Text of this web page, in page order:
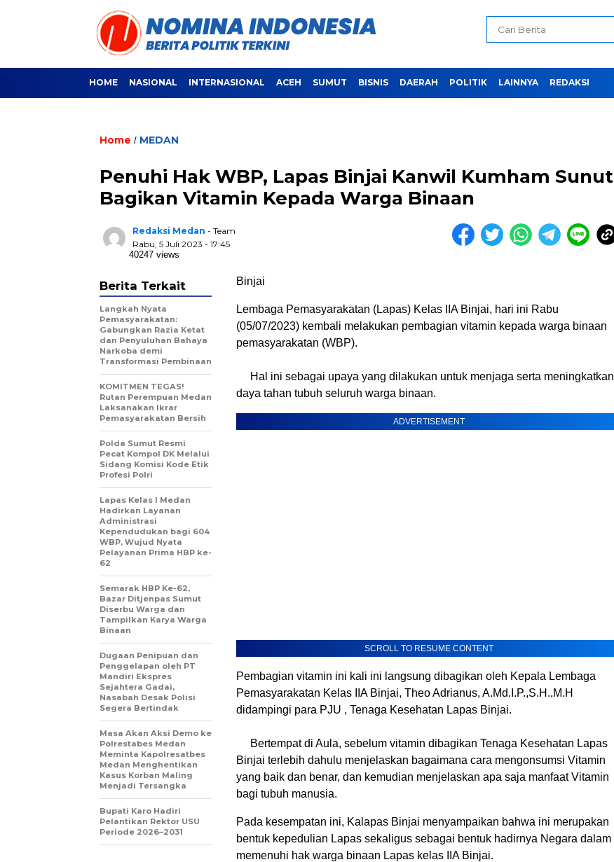
HOME NASIONAL INTERNASIONAL ACEH SUMUT BISNIS DAERAH POLITIK LAINNYA REDAKSI
Home / MEDAN
Penuhi Hak WBP, Lapas Binjai Kanwil Kumham Sunut
Bagikan Vitamin Kepada Warga Binaan
Redaksi Medan - Team
Rabu, 5 Juli 2023 - 17:45
40247 views
Binjai
Lembaga Pemasyarakatan (Lapas) Kelas IIA Binjai, hari ini Rabu
(05/07/2023) kembali melakukan pembagian vitamin kepada warga binaan
pemasyarakatan (WBP).
Hal ini sebagai upaya yang dilakukan untuk menjaga serta meningkatkan
daya tahan tubuh seluruh warga binaan.
ADVERTISEMENT
SCROLL TO RESUME CONTENT
Pembagian vitamin ini kali ini langsung dibagikan oleh Kepala Lembaga
Pemasyarakatan Kelas IIA Binjai, Theo Adrianus, A.Md.I.P.,S.H.,M.H
didampingi para PJU , Tenaga Kesehatan Lapas Binjai.
Bertempat di Aula, sebelum vitamin dibagikan Tenaga Kesehatan Lapas
Binjai terlebih dahulu menjelaskan bagaimana cara mengonsumsi Vitamin
yang baik dan benar, dan kemudian menjelaskan apa saja manfaat Vitamin
bagi tubuh manusia.
Pada kesempatan ini, Kalapas Binjai menyampaikan bahwa ini merupakan
bentuk kepedulian Lapas sekaligus sebagai bentuk hadirnya Negara dalam
memenuhi hak warga binaan Lapas kelas IIA Binjai.
Berita Terkait
Langkah Nyata
Pemasyarakatan:
Gabungkan Razia Ketat
dan Penyuluhan Bahaya
Narkoba demi
Transformasi Pembinaan
KOMITMEN TEGAS!
Rutan Perempuan Medan
Laksanakan Ikrar
Pemasyarakatan Bersih
Polda Sumut Resmi
Pecat Kompol DK Melalui
Sidang Komisi Kode Etik
Profesi Polri
Lapas Kelas I Medan
Hadirkan Layanan
Administrasi
Kependudukan bagi 604
WBP, Wujud Nyata
Pelayanan Prima HBP ke-
62
Semarak HBP Ke-62,
Bazar Ditjenpas Sumut
Diserbu Warga dan
Tampilkan Karya Warga
Binaan
Dugaan Penipuan dan
Penggelapan oleh PT
Mandiri Ekspres
Sejahtera Gadai,
Nasabah Desak Polisi
Segera Bertindak
Masa Akan Aksi Demo ke
Polrestabes Medan
Meminta Kapolresatbes
Medan Menghentikan
Kasus Korban Maling
Menjadi Tersangka
Bupati Karo Hadiri
Pelantikan Rektor USU
Periode 2026–2031